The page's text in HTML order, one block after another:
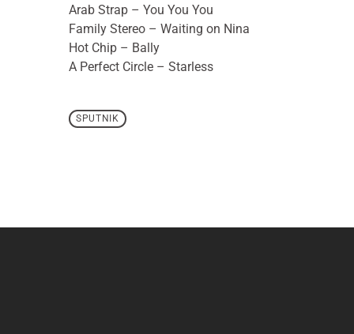
Arab Strap – You You You
Family Stereo – Waiting on Nina
Hot Chip – Bally
A Perfect Circle – Starless
SPUTNIK